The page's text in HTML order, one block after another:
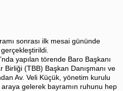
sonrası ilk mesai gününde
yapılan törende Baro Başkanı
(TBB) Başkan Danışmanı ve
Av. Veli Küçük, yönetim kurulu
gelerek bayramın ruhunu hep